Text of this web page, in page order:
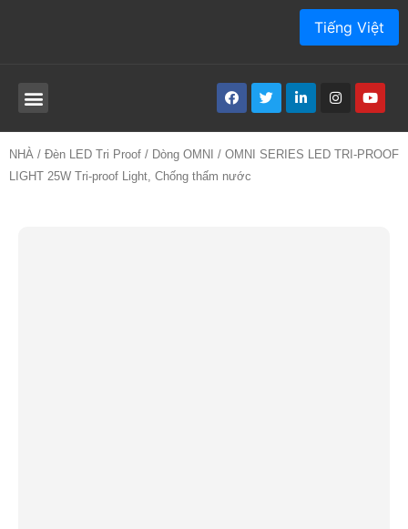
NHÀ / Đèn LED Tri Proof / Dòng OMNI / OMNI SERIES LED TRI-PROOF
LIGHT 25W Tri-proof Light, Chống thấm nước
Tiếng Việt